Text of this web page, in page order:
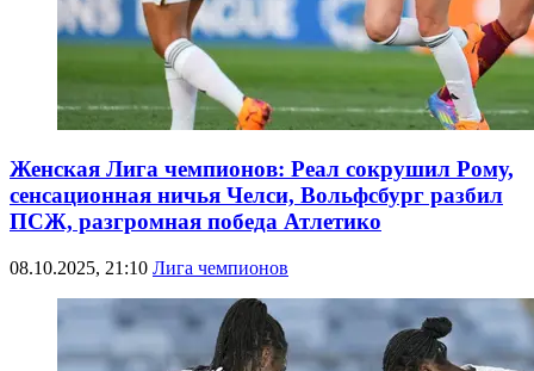
Женская Лига чемпионов: Реал сокрушил Рому,
сенсационная ничья Челси, Вольфсбург разбил
ПСЖ, разгромная победа Атлетико
08.10.2025, 21:10 Лига чемпионов